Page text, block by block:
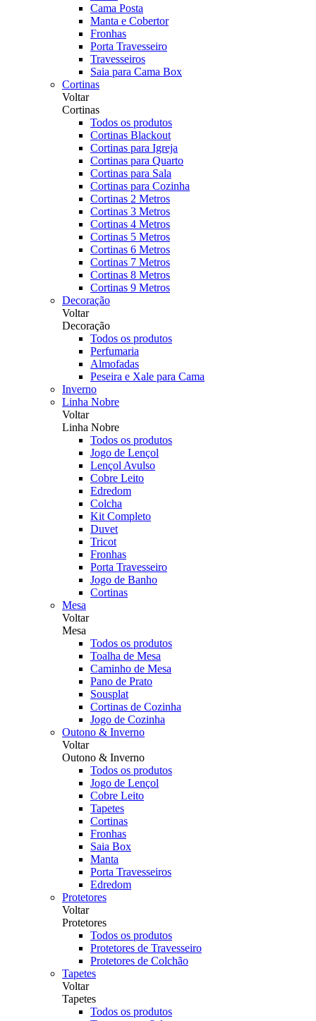
Cama Posta
Manta e Cobertor
Fronhas
Porta Travesseiro
Travesseiros
Saia para Cama Box
Cortinas
Voltar
Cortinas
Todos os produtos
Cortinas Blackout
Cortinas para Igreja
Cortinas para Quarto
Cortinas para Sala
Cortinas para Cozinha
Cortinas 2 Metros
Cortinas 3 Metros
Cortinas 4 Metros
Cortinas 5 Metros
Cortinas 6 Metros
Cortinas 7 Metros
Cortinas 8 Metros
Cortinas 9 Metros
Decoração
Voltar
Decoração
Todos os produtos
Perfumaria
Almofadas
Peseira e Xale para Cama
Inverno
Linha Nobre
Voltar
Linha Nobre
Todos os produtos
Jogo de Lençol
Lençol Avulso
Cobre Leito
Edredom
Colcha
Kit Completo
Duvet
Tricot
Fronhas
Porta Travesseiro
Jogo de Banho
Cortinas
Mesa
Voltar
Mesa
Todos os produtos
Toalha de Mesa
Caminho de Mesa
Pano de Prato
Sousplat
Cortinas de Cozinha
Jogo de Cozinha
Outono & Inverno
Voltar
Outono & Inverno
Todos os produtos
Jogo de Lençol
Cobre Leito
Tapetes
Cortinas
Fronhas
Saia Box
Manta
Porta Travesseiros
Edredom
Protetores
Voltar
Protetores
Todos os produtos
Protetores de Travesseiro
Protetores de Colchão
Tapetes
Voltar
Tapetes
Todos os produtos